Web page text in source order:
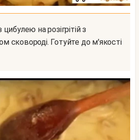
сковороді. Готуйте до м'якості